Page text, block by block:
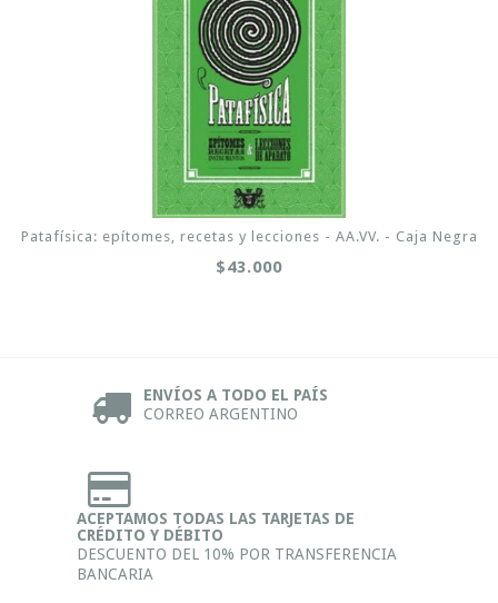
Patafísica: epítomes, recetas y lecciones - AA.VV. - Caja Negra
$43.000
ENVÍOS A TODO EL PAÍS
CORREO ARGENTINO
ACEPTAMOS TODAS LAS TARJETAS DE
CRÉDITO Y DÉBITO
DESCUENTO DEL 10% POR TRANSFERENCIA
BANCARIA